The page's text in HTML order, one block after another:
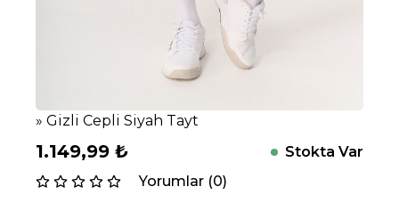
» Gizli Cepli Siyah Tayt
1.149,99 ₺
Stokta Var
Yorumlar (0)